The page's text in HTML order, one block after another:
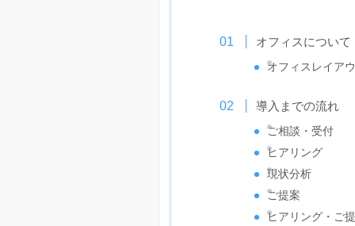
オフィスについて
オフィスレイア
導入までの流れ
ご相談・受付
ヒアリング
現状分析
ご提案
ヒアリング・ご